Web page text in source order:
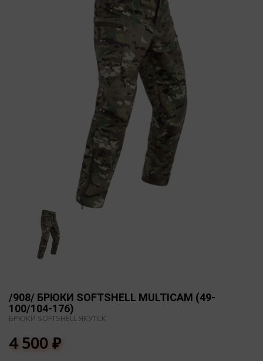
/908/ БРЮКИ SOFTSHELL MULTICAM (49-
100/104-176)
БРЮКИ SOFTSHELL ЯКУТСК
4 500₽